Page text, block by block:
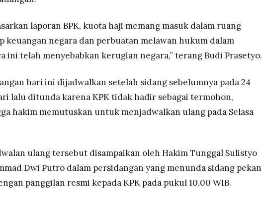
laporan BPK, kuota haji memang masuk dalam ruang
keuangan negara dan perbuatan melawan hukum dalam
ini telah menyebabkan kerugian negara,” terang Budi Prasetyo.
hari ini dijadwalkan setelah sidang sebelumnya pada 24
lalu ditunda karena KPK tidak hadir sebagai termohon,
hakim memutuskan untuk menjadwalkan ulang pada Selasa
ulang tersebut disampaikan oleh Hakim Tunggal Sulistyo
Dwi Putro dalam persidangan yang menunda sidang pekan
panggilan resmi kepada KPK pada pukul 10.00 WIB.